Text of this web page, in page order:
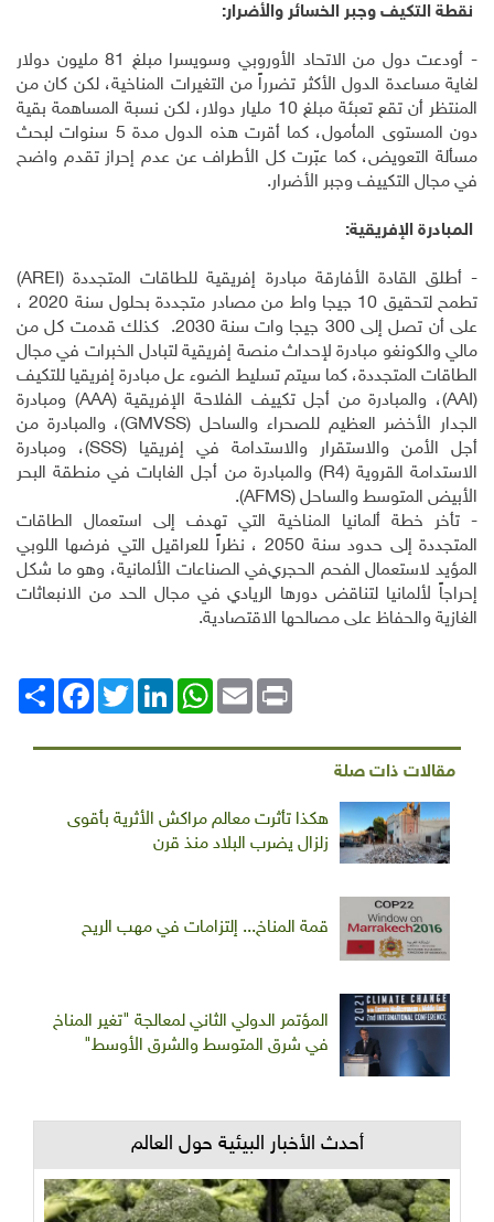
نقطة التكيف وجبر الخسائر والأضرار:
- أودعت دول من الاتحاد الأوروبي وسويسرا مبلغ 81 مليون دولار
لغاية مساعدة الدول الأكثر تضرراً من التغيرات المناخية، لكن كان من
المنتظر أن تقع تعبئة مبلغ 10 مليار دولار، لكن نسبة المساهمة بقية
دون المستوى المأمول، كما أقرت هذه الدول مدة 5 سنوات لبحث
مسألة التعويض، كما عبّرت كل الأطراف عن عدم إحراز تقدم واضح
في مجال التكييف وجبر الأضرار.
المبادرة الإفريقية:
- أطلق القادة الأفارقة مبادرة إفريقية للطاقات المتجددة (AREI
)
تطمح لتحقيق 10 جيجا واط من مصادر متجددة بحلول سنة 2020 ،
على أن تصل إلى 300 جيجا وات سنة 2030. كذلك قدمت كل من
مالي والكونغو مبادرة لإحداث منصة إفريقية لتبادل الخبرات في مجال
الطاقات المتجددة، كما سيتم تسليط الضوء عل مبادرة إفريقيا للتكيف
(
AAI)، والمبادرة من أجل تكييف الفلاحة الإفريقية (AAA) ومبادرة
الجدار الأخضر العظيم للصحراء والساحل (GMVSS)، والمبادرة من
أجل الأمن والاستقرار والاستدامة في إفريقيا (SSS)، ومبادرة
الاستدامة القروية (R4) والمبادرة من أجل الغابات في منطقة البحر
الأبيض المتوسط والساحل (AFMS
).
- تأخر خطة ألمانيا المناخية التي تهدف إلى استعمال الطاقات
المتجددة إلى حدود سنة 2050 ، نظراً للعراقيل التي فرضها اللوبي
المؤيد لاستعمال الفحم الحجريفي الصناعات الألمانية، وهو ما شكل
إحراجاً لألمانيا لتناقض دورها الريادي في مجال الحد من الانبعاثات
الغازية والحفاظ على مصالحها الاقتصادية.
انشر
FacebookTwitterLinkedIn
WhatsAppEmail Print
مقالات ذات صلة
هكذا تأثرت معالم مراكش الأثرية بأقوى
زلزال يضرب البلاد منذ قرن
قمة المناخ... إلتزامات في مهب الريح
المؤتمر الدولي الثاني لمعالجة "تغير المناخ
في شرق المتوسط والشرق الأوسط"
أحدث الأخبار البيئية حول العالم